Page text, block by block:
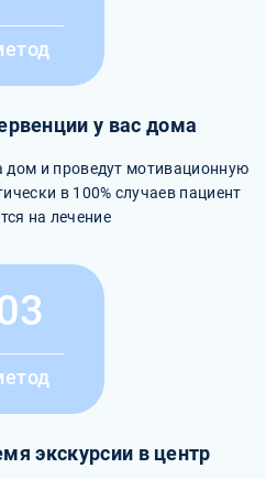
у вас дома
дом и проведут мотивационную
в 100% случаев пациент
на лечение
экскурсии в центр